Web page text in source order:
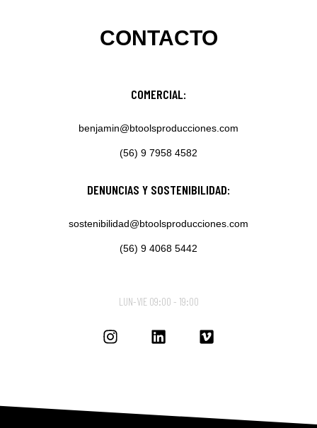
CONTACTO
COMERCIAL:
benjamin@btoolsproducciones.com
(56) 9 7958 4582
DENUNCIAS Y SOSTENIBILIDAD:
sostenibilidad@btoolsproducciones.com
(56) 9 4068 5442
LUN-VIE 09:00 - 19:00